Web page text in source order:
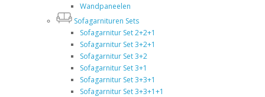
Wandpaneelen
Sofagarnituren Sets
Sofagarnitur Set 2+2+1
Sofagarnitur Set 3+2+1
Sofagarnitur Set 3+2
Sofagarnitur Set 3+1
Sofagarnitur Set 3+3+1
Sofagarnitur Set 3+3+1+1